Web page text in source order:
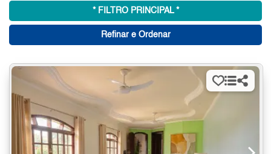
* FILTRO PRINCIPAL *
Refinar e Ordenar